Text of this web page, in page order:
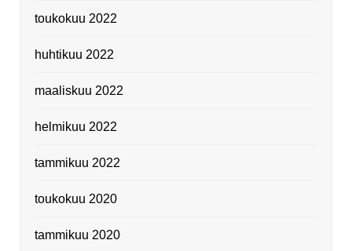
toukokuu 2022
huhtikuu 2022
maaliskuu 2022
helmikuu 2022
tammikuu 2022
toukokuu 2020
tammikuu 2020